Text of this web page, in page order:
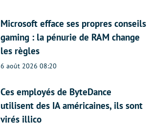
Microsoft efface ses propres conseils
gaming : la pénurie de RAM change
les règles
6 août 2026 08:20
Ces employés de ByteDance
utilisent des IA américaines, ils sont
virés illico